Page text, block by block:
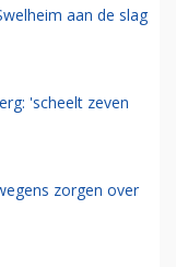
aan de slag
'scheelt zeven
zorgen over